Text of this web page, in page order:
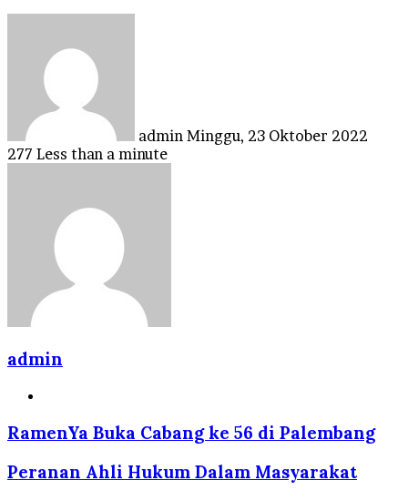
admin Minggu, 23 Oktober 2022
277 Less than a minute
admin
RamenYa Buka Cabang ke 56 di Palembang
Peranan Ahli Hukum Dalam Masyarakat